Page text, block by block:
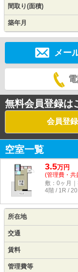
間取り(面積)
築年月
メー
無料会員登録は
会員登録
空室一覧
3.5万円
(管理費・共
敷：0ヶ月
4階 / 1R /
所在地
交通
賃料
管理費等